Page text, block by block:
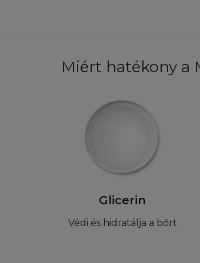
Miért hatékony a
Glicerin
Védi és hidratálja a bőrt
A